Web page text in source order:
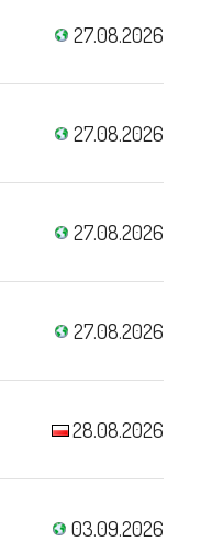
27.08.2026
27.08.2026
27.08.2026
27.08.2026
28.08.2026
03.09.2026